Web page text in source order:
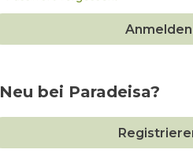
Anmelden
Neu bei Paradeisa?